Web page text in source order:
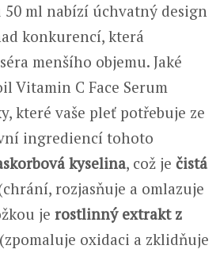
50 ml nabízí úchvatný design
konkurencí, která
menšího objemu. Jaké
Vitamin C Face Serum
které vaše pleť potřebuje ze
ingrediencí tohoto
kyselina, což je čistá
rozjasňuje a omlazuje
je rostlinný extrakt z
oxidaci a zklidňuje